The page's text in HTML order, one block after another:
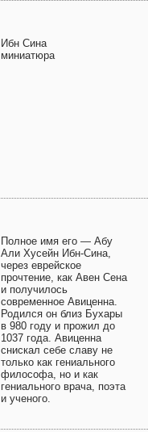
Ибн Сина
миниатюра
Полное имя его — Абу
Али Хусейн Ибн-Сина,
через еврейское
прочтение, как Авен Сена
и получилось
современное Авиценна.
Родился он близ Бухары
в 980 году и прожил до
1037 года. Авиценна
снискал себе славу не
только как гениального
философа, но и как
гениального врача, поэта
и ученого.